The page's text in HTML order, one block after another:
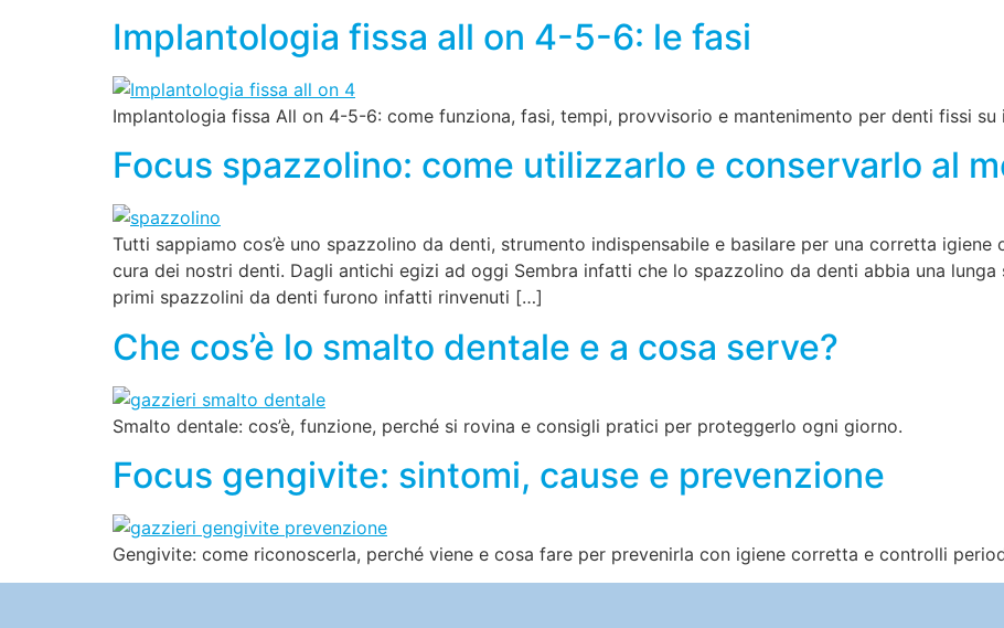
Implantologia fissa all on 4-5-6: le fasi
Implantologia fissa All on 4-5-6: come funziona, fasi, tempi, provvisorio e mantenimento per denti fissi su
Focus spazzolino: come utilizzarlo e conservarlo al
Tutti sappiamo cos’è uno spazzolino da denti, strumento indispensabile e basilare per una corretta
cura dei nostri denti. Dagli antichi egizi ad oggi Sembra infatti che lo spazzolino da denti abbia una lunga
primi spazzolini da denti furono infatti rinvenuti […]
Che cos’è lo smalto dentale e a cosa serve?
Smalto dentale: cos’è, funzione, perché si rovina e consigli pratici per proteggerlo ogni giorno.
Focus gengivite: sintomi, cause e prevenzione
Gengivite: come riconoscerla, perché viene e cosa fare per prevenirla con igiene corretta e controlli